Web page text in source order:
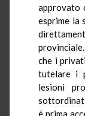
approvato
esprime la
che i
tutelare i
lesioni
é prima